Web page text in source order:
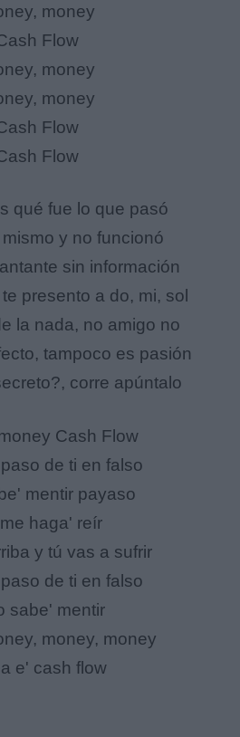
money
Flow
money
money
Flow
Flow
qué fue lo que pasó
y no funcionó
sin información
presento a do, mi, sol
la nada, no amigo no
tampoco es pasión
corre apúntalo
Cash Flow
de ti en falso
mentir payaso
haga' reír
y tú vas a sufrir
de ti en falso
sabe' mentir
money, money
e' cash flow